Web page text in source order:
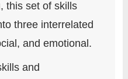
this set of skills
three interrelated
and emotional.
and